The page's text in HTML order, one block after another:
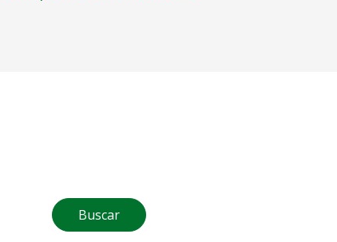
Buscar